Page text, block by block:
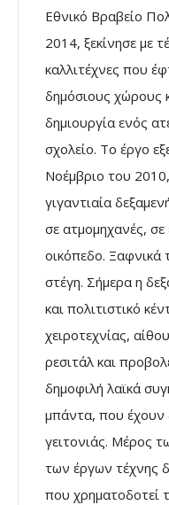
Εθνικό Βραβείο
2014, ξεκίνησε με
καλλιτέχνες που
δημόσιους χώρους
δημιουργία ενός
σχολείο. Το έργο
Νοέμβριο του
γιγαντιαία
σε ατμομηχανές, σε
οικόπεδο. Ξαφνικά
στέγη. Σήμερα η
και πολιτιστικό
χειροτεχνίας,
ρεσιτάλ και
δημοφιλή λαϊκά
μπάντα, που έχουν
γειτονιάς. Μέρος
των έργων τέχνης
που χρηματοδοτεί